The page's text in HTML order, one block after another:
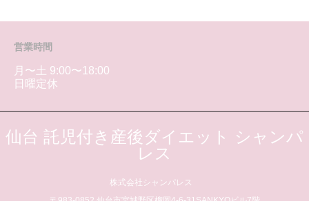
営業時間
月〜土 9:00〜18:00
日曜定休
仙台 託児付き産後ダイエット シャンパ
レス
株式会社シャンパレス